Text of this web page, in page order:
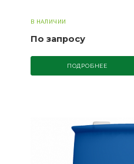
В НАЛИЧИИ
По запросу
ПОДРОБНЕЕ